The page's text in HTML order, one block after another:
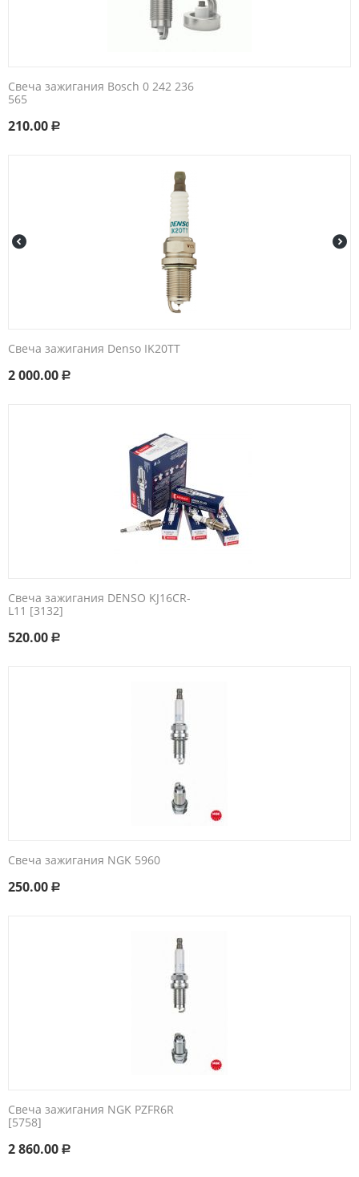
Свеча зажигания Bosch 0 242 236
565
210.00 Р
Свеча зажигания Denso IK20TT
2 000.00 Р
Свеча зажигания DENSO KJ16CR-
L11 [3132]
520.00 Р
Свеча зажигания NGK 5960
250.00 Р
Свеча зажигания NGK PZFR6R
[5758]
2 860.00 Р